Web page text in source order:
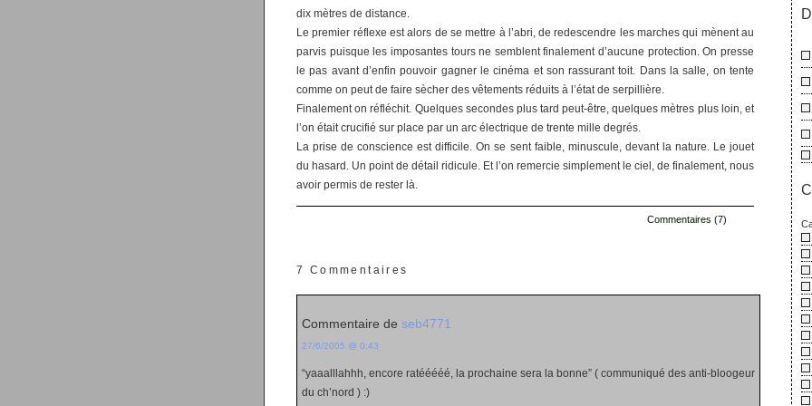
dix mètres de distance.
Le premier réflexe est alors de se mettre à l’abri, de redescendre les marches qui mènent au
parvis puisque les imposantes tours ne semblent finalement d’aucune protection. On presse
le pas avant d’enfin pouvoir gagner le cinéma et son rassurant toit. Dans la salle, on tente
comme on peut de faire sècher des vêtements réduits à l’état de serpillière.
Finalement on réfléchit. Quelques secondes plus tard peut-être, quelques mètres plus loin, et
l’on était crucifié sur place par un arc électrique de trente mille degrés.
La prise de conscience est difficile. On se sent faible, minuscule, devant la nature. Le jouet
du hasard. Un point de détail ridicule. Et l’on remercie simplement le ciel, de finalement, nous
avoir permis de rester là.
Commentaires (7)
7 Commentaires
Commentaire de seb4771
27/6/2005 @ 0:43
“yaaalllahhh, encore ratééééé, la prochaine sera la bonne” ( communiqué des anti-bloogeur
du ch’nord ) :)